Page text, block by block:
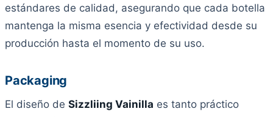
estándares de calidad, asegurando que cada botella
mantenga la misma esencia y efectividad desde su
producción hasta el momento de su uso.
Packaging
El diseño de Sizzliing Vainilla es tanto práctico